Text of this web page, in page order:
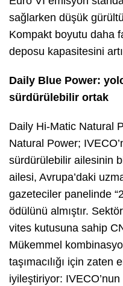
sağlarken düşük
Kompakt boyutu daha
deposu kapasitesini
Daily Blue Power:
sürdürülebilir ortak
Daily Hi-Matic Natural
Natural Power;
sürdürülebilir ailesinin
ailesi, Avrupa’daki
gazeteciler panelinde
ödülünü almıştır.
vites kutusuna sahip
Mükemmel
taşımacılığı için
iyileştiriyor: